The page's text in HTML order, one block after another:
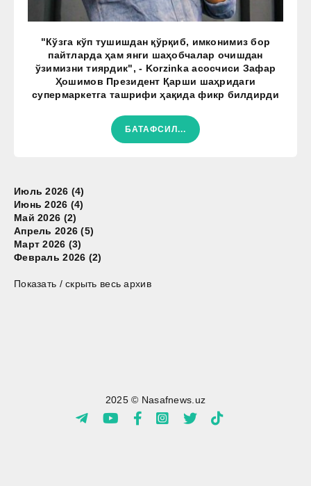
"Кўзга кўп тушишдан қўрқиб, имконимиз бор
пайтларда ҳам янги шаҳобчалар очишдан
ўзимизни тиярдик", - Korzinka асосчиси Зафар
Ҳошимов Президент Қарши шаҳридаги
супермаркетга ташрифи ҳақида фикр билдирди
БАТАФСИЛ...
Июль 2026 (4)
Июнь 2026 (4)
Май 2026 (2)
Апрель 2026 (5)
Март 2026 (3)
Февраль 2026 (2)
Показать / скрыть весь архив
2025 © Nasafnews.uz